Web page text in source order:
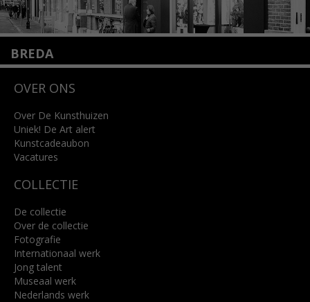
BREDA
4818 SB Breda
info@kunsthuisbreda.nl
Lees meer
OVER ONS
Over De Kunsthuizen
Uniek! De Art alert
Kunstcadeaubon
Vacatures
COLLECTIE
De collectie
Over de collectie
Fotografie
Internationaal werk
Jong talent
Museaal werk
Nederlands werk